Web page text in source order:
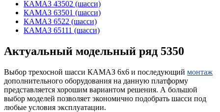
КАМАЗ 43502 (шасси)
КАМАЗ 63501 (шасси)
КАМАЗ 6522 (шасси)
КАМАЗ 65111 (шасси)
Актуальный модельный ряд 5350
Выбор трехосной шасси КАМАЗ 6х6 и последующий монтаж
дополнительного оборудования на данную платформу
представляется хорошим вариантом решения. А большой
выбор моделей позволяет экономично подобрать шасси под
любые условия эксплуатации.